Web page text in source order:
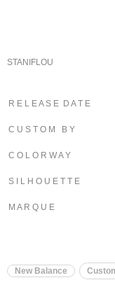
STANIFLOU
R E L E A S E D A T E
C U S T O M B Y
C O L O R W A Y
S I L H O U E T T E
M A R Q U E
New Balance